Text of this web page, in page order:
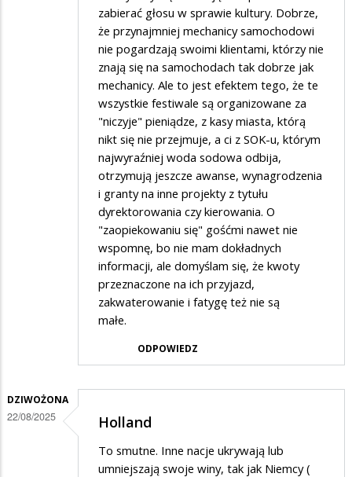
zabierać głosu w sprawie kultury. Dobrze,
że przynajmniej mechanicy samochodowi
nie pogardzają swoimi klientami, którzy nie
znają się na samochodach tak dobrze jak
mechanicy. Ale to jest efektem tego, że te
wszystkie festiwale są organizowane za
"niczyje" pieniądze, z kasy miasta, którą
nikt się nie przejmuje, a ci z SOK-u, którym
najwyraźniej woda sodowa odbija,
otrzymują jeszcze awanse, wynagrodzenia
i granty na inne projekty z tytułu
dyrektorowania czy kierowania. O
"zaopiekowaniu się" gośćmi nawet nie
wspomnę, bo nie mam dokładnych
informacji, ale domyślam się, że kwoty
przeznaczone na ich przyjazd,
zakwaterowanie i fatygę też nie są
małe.
ODPOWIEDZ
DZIWOŻONA
22/08/2025 Holland
To smutne. Inne nacje ukrywają lub
umniejszają swoje winy, tak jak Niemcy (